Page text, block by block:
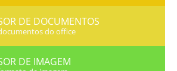
DE DOCUMENTOS
do office
DE IMAGEM